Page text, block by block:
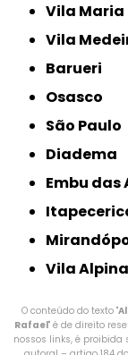
Vila Maria
Vila
Barueri
Osasco
São Paulo
Diadema
Embu
Vila Alpina
O conteúdo do texto "
Rafael" é de direito
nossos links, é proibida